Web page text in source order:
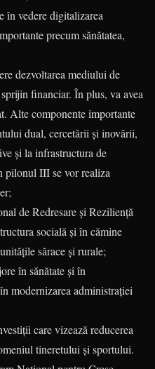
în vedere digitalizarea
precum sănătatea,
dezvoltarea mediului de
financiar. În plus, va avea
Alte componente importante
dual, cercetării și inovării,
și la infrastructura de
pilonul III se vor realiza
de Redresare și Reziliență
socială și în cămine
sărace și rurale;
în sănătate și în
modernizarea administrației
care vizează reducerea
tineretului și sportului.